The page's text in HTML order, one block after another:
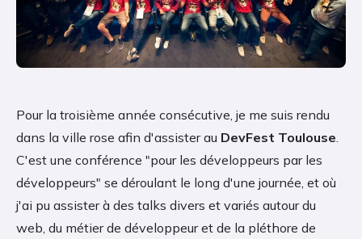
Pour la troisième année consécutive, je me suis rendu
dans la ville rose afin d'assister au DevFest Toulouse
C'est une conférence "pour les développeurs par les
développeurs" se déroulant le long d'une journée, et où
j'ai pu assister à des talks divers et variés autour du
web, du métier de développeur et de la pléthore de